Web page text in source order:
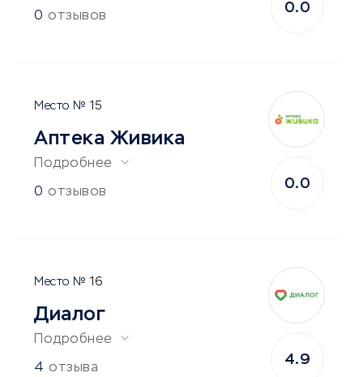
0 отзывов
0.0
15
Аптека Живика
Подробнее
0 отзывов
0.0
16
Диалог
Подробнее
4 отзыва
4.9